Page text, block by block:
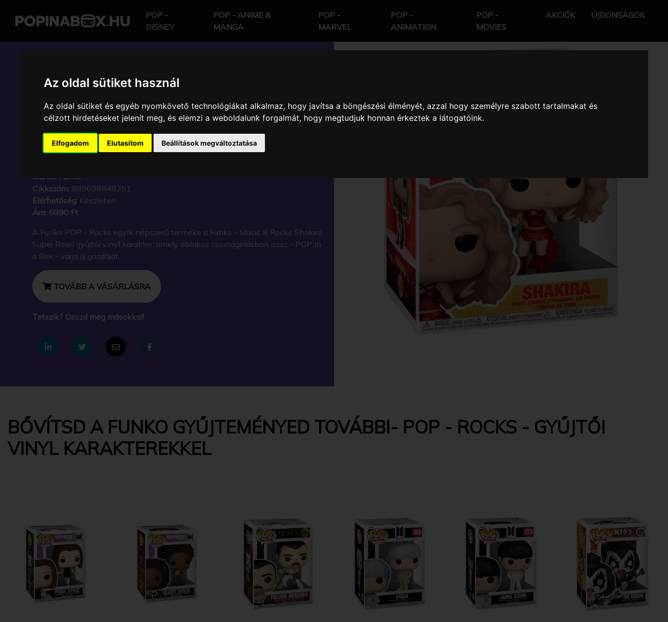
Az oldal sütiket használ
Az oldal sütiket és egyéb nyomkövető technológiákat alkalmaz, hogy javítsa a böngészési élményét, azzal hogy személyre szabott tartalmakat és
célzott hirdetéseket jelenít meg, és elemzi a weboldalunk forgalmát, hogy megtudjuk honnan érkeztek a látogatóink.
Elfogadom Elutasítom Beállítások megváltoztatása
POP -
DISNEY
POP - ANIME &
MANGA
POP -
MARVEL
POP -
ANIMATION
POP -
MOVIES
AKCIÓK ÚJDONSÁGOK
POP IN A BOX HU
FUNKO - MUSIC & ROCKS
SHAKIRA SUPER BOWL GYŰJTŐI
VINYL KARAKTER
Márka: Funko
Cikkszám: 889698848251
Elérhetőség: Készleten
Ára: 6890 Ft
A Funko POP - Rocks egyik népszerű terméke a Funko - Music & Rocks Shakira
Super Bowl gyűjtői vinyl karakter, amely ablakos csomagolásban azaz - POP In
a Box - várja új gazdáját.
TOVÁBB A VÁSÁRLÁSRA
Tetszik? Osszd meg másokkal!
BŐVÍTSD A FUNKO GYŰJTEMÉNYED TOVÁBBI- POP - ROCKS - GYŰJTŐI
VINYL KARAKTEREKKEL